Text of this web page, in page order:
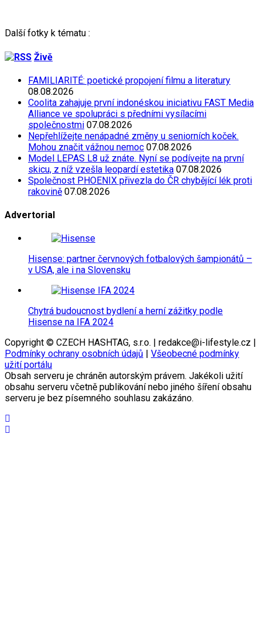
Další fotky k tématu :
Živě
FAMILIARITÉ: poetické propojení filmu a literatury
08.08.2026
Coolita zahajuje první indonéskou iniciativu FAST Media
Alliance ve spolupráci s předními vysílacími
společnostmi 07.08.2026
Nepřehlížejte nenápadné změny u seniorních koček.
Mohou značit vážnou nemoc 07.08.2026
Model LEPAS L8 už znáte. Nyní se podívejte na první
skicu, z níž vzešla leopardí estetika 07.08.2026
Společnost PHOENIX přivezla do ČR chybějící lék proti
rakovině 07.08.2026
Advertorial
Hisense: partner červnových fotbalových šampionátů –
v USA, ale i na Slovensku
Chytrá budoucnost bydlení a herní zážitky podle
Hisense na IFA 2024
Copyright © CZECH HASHTAG, s.r.o. | redakce@i-lifestyle.cz |
Podmínky ochrany osobních údajů
Všeobecné podmínky
užití portálu
Obsah serveru je chráněn autorským právem. Jakékoli užití
obsahu serveru včetně publikování nebo jiného šíření obsahu
serveru je bez písemného souhlasu zakázáno.